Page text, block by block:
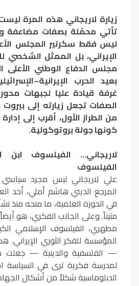
زيارة لاريجاني هذه المرة
تأتي محمّلة بصفات مضاعفة
ليس فقط سكرتير المجلس
الإيراني، بل الممثل الشخصي
مجلس الدفاع الوطني الأعلى
بعيد الحرب
غرفة قيادة عليا لجبهات
الصفات تجعل زيارته إلى بيروت
من الطراز الأول، أقرب إلى
كونها جولة بروتوكولية.
لاريجاني… الفيلسوف
الفيلسوف
علي لاريجاني ليس مجرد
المرجع الديني هاشم أملي، أحد
في الحوزة العلمية، ما منحه منذ
متيناً. وعلى الجانب الفكري، هو
مطهري، الفيلسوف الإسلامي
المؤسسة للفكر الثوري الإيراني.
— الفلسفية والدينية — جعلت
لمدرسة فكرية ترى في السياسة
الدبلوماسية شكلاً من أشكال